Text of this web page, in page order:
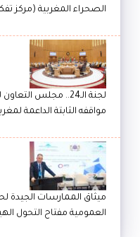
الصحراء المغربية (مركز
لجنة الـ24.. مجلس
مواقفه الثابتة الداعمة
ميثاق الممارسات الجيدة
العمومية مفتاح التحول